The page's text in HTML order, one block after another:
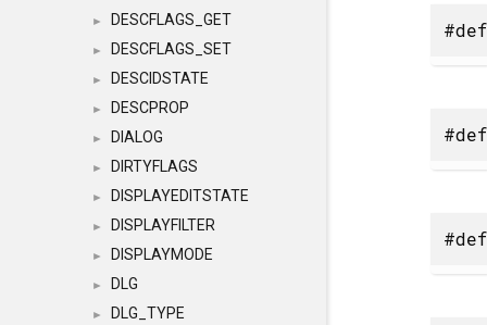
► DESCFLAGS_GET
► DESCFLAGS_SET
► DESCIDSTATE
► DESCPROP
► DIALOG
► DIRTYFLAGS
► DISPLAYEDITSTATE
► DISPLAYFILTER
► DISPLAYMODE
► DLG
► DLG_TYPE